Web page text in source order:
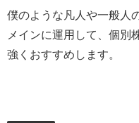
僕のような凡人や一般人
メインに運用して、個別
強くおすすめします。